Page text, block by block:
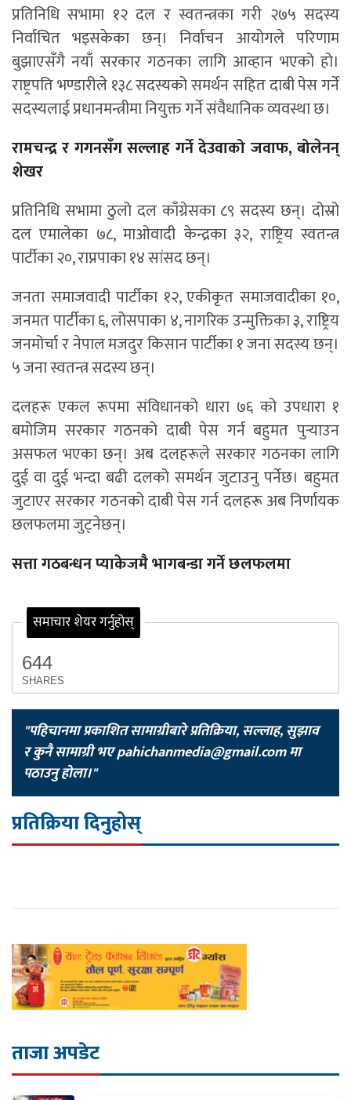
प्रतिनिधि सभामा १२ दल र स्वतन्त्रका गरी २७५ सदस्य
निर्वाचित भइसकेका छन्। निर्वाचन आयोगले परिणाम
बुझाएसँगै नयाँ सरकार गठनका लागि आव्हान भएको हो।
राष्ट्रपति भण्डारीले १३८ सदस्यको समर्थन सहित दाबी पेस गर्ने
सदस्यलाई प्रधानमन्त्रीमा नियुक्त गर्ने संवैधानिक व्यवस्था छ।
रामचन्द्र र गगनसँग सल्लाह गर्ने देउवाको जवाफ, बोलेनन्
शेखर
प्रतिनिधि सभामा ठुलो दल काँग्रेसका ८९ सदस्य छन्। दोस्रो
दल एमालेका ७८, माओवादी केन्द्रका ३२, राष्ट्रिय स्वतन्त्र
पार्टीका २०, राप्रपाका १४ सांसद छन्।
जनता समाजवादी पार्टीका १२, एकीकृत समाजवादीका १०,
जनमत पार्टीका ६, लोसपाका ४, नागरिक उन्मुक्तिका ३, राष्ट्रिय
जनमोर्चा र नेपाल मजदुर किसान पार्टीका १ जना सदस्य छन्।
५ जना स्वतन्त्र सदस्य छन्।
दलहरू एकल रूपमा संविधानको धारा ७६ को उपधारा १
बमोजिम सरकार गठनको दाबी पेस गर्न बहुमत पुर्‍याउन
असफल भएका छन्। अब दलहरूले सरकार गठनका लागि
दुई वा दुई भन्दा बढी दलको समर्थन जुटाउनु पर्नेछ। बहुमत
जुटाएर सरकार गठनको दाबी पेस गर्न दलहरू अब निर्णायक
छलफलमा जुट्नेछन्।
सत्ता गठबन्धन प्याकेजमै भागबन्डा गर्ने छलफलमा
समाचार शेयर गर्नुहोस्
644
SHARES
"पहिचानमा प्रकाशित सामाग्रीबारे प्रतिक्रिया, सल्लाह, सुझाव
र कुनै सामाग्री भएpahichanmedia@gmail.comमा
पठाउनु होला।"
प्रतिक्रिया दिनुहोस्
ताजा अपडेट